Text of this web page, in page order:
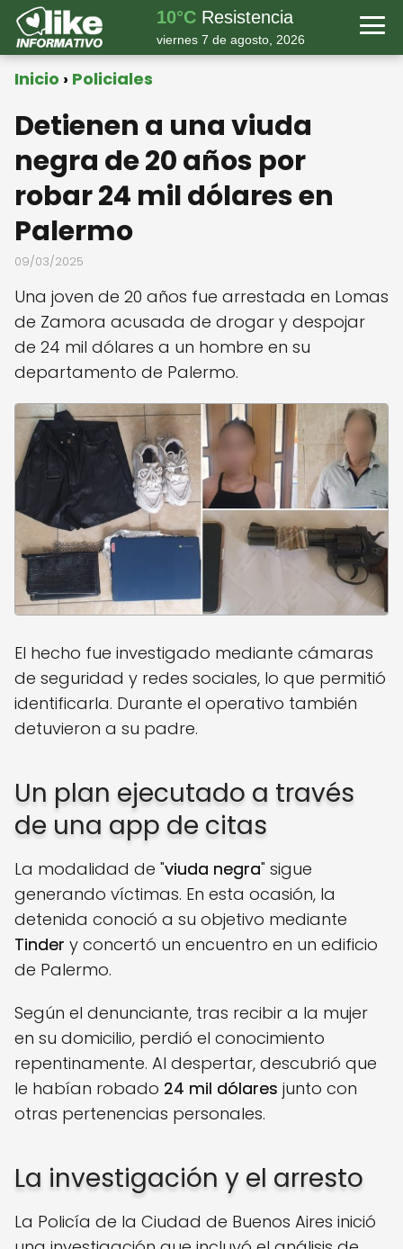
10°CResistencia
viernes 7 de agosto, 2026
Inicio Policiales
Detienen a una viuda
negra de 20 años por
robar 24 mil dólares en
Palermo
09/03/2025
Una joven de 20 años fue arrestada en Lomas
de Zamora acusada de drogar y despojar
de 24 mil dólares a un hombre en su
departamento de Palermo.
El hecho fue investigado mediante cámaras
de seguridad y redes sociales, lo que permitió
identificarla. Durante el operativo también
detuvieron a su padre.
Un plan ejecutado a través
de una app de citas
La modalidad de "viuda negra" sigue
generando víctimas. En esta ocasión, la
detenida conoció a su objetivo mediante
Tinder y concertó un encuentro en un edificio
de Palermo.
Según el denunciante, tras recibir a la mujer
en su domicilio, perdió el conocimiento
repentinamente. Al despertar, descubrió que
le habían robado 24 mil dólares junto con
otras pertenencias personales.
La investigación y el arresto
La Policía de la Ciudad de Buenos Aires inició